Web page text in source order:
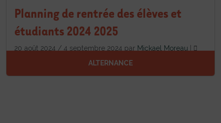
Planning de rentrée des élèves et
étudiants 2024 2025
20 août 2024 / 4 septembre 2024 par Mickael Moreau
Laisser un commentaire
ALTERNANCE